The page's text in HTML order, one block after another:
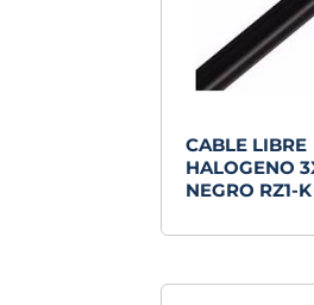
CABLE LIBRE
HALOGENO
NEGRO RZ1-K